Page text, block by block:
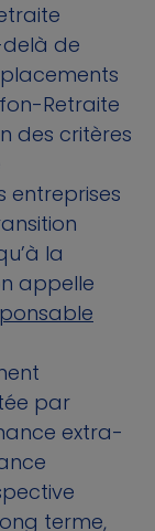
de
Retraite
des critères
entreprises
la
appelle
par
extra-
terme,